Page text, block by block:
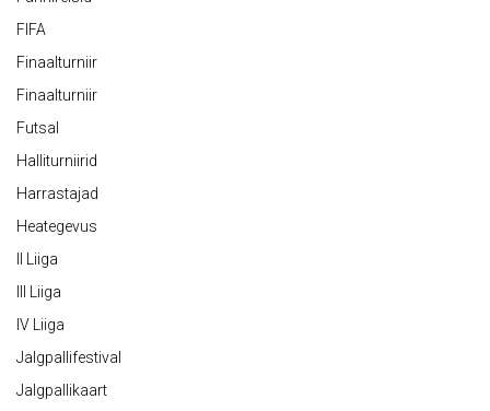
FIFA
Finaalturniir
Finaalturniir
Futsal
Halliturniirid
Harrastajad
Heategevus
II Liiga
III Liiga
IV Liiga
Jalgpallifestival
Jalgpallikaart